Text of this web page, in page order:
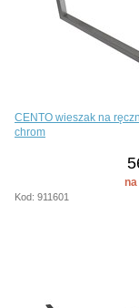
CENTO wieszak na
chrom
Kod: 911601